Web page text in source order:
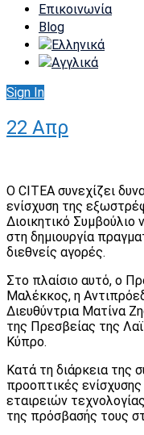
Επικοινωνία
Blog
Sign In
22 Απρ
Ο CITEA συνεχίζει
ενίσχυση της
Διοικητικό Συμβούλιο
στη δημιουργία
διεθνείς αγορές.
Στο πλαίσιο αυτό, ο
Μαλέκκος, η
Διευθύντρια Ματίνα
της Πρεσβείας της
Κύπρο.
Κατά τη διάρκεια της
προοπτικές
εταιρειών
της πρόσβασής τους